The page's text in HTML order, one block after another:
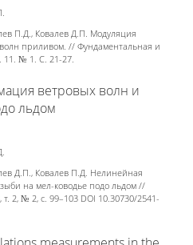
П.Д., Ковалев Д.П. Модуляция
приливом. // Фундаментальная и
11. № 1. С. 21-27.
ветровых волн и
льдом
Д.П., Ковалев П.Д. Нелинейная
на мел-ководье подо льдом //
2, № 2, с. 99–103 DOI 10.30730/2541-